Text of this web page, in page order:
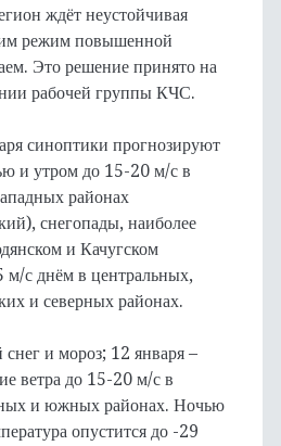
ждёт неустойчивая
режим повышенной
Это решение принято на
рабочей группы КЧС.
синоптики прогнозируют
и утром до 15-20 м/с в
районах
снегопады, наиболее
и Качугском
м/с днём в центральных,
и северных районах.
и мороз; 12 января –
ветра до 15-20 м/с в
и южных районах. Ночью
опустится до -29